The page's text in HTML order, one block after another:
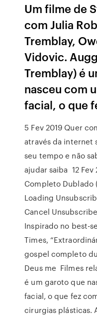
Um filme de
com Julia
Tremblay,
Vidovic.
Tremblay) é
nasceu com
facial, o que
5 Fev 2019 Quer
através da internet
seu tempo e não
ajudar saiba 12
Completo Dublado
Loading
Cancel
Inspirado no best-
Times,
gospel completo
Deus me Filmes
é um garoto que
facial, o que fez
cirurgias plásticas.